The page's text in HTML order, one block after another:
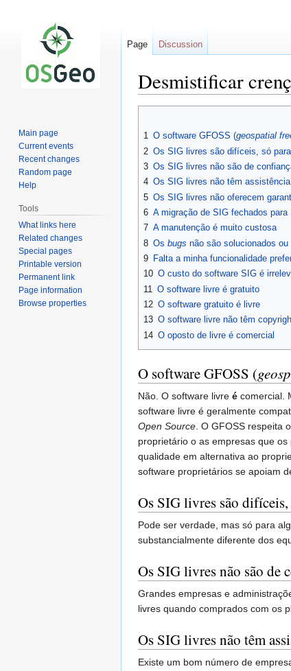
Desmistificar
1 O software GFOSS (geospatial
2 Os SIG livres são difíceis, só
3 Os SIG livres não são de
4 Os SIG livres não têm
5 Os SIG livres não oferecem
6 A migração de SIG fechados
7 A manutenção é muito custosa
8 Os bugs não são solucionados
9 Falta a minha funcionalidade
10 O custo do software SIG é
11 O software livre é gratuito
12 O software gratuito é livre
13 O software livre não têm
14 O oposto de livre é comercial
O software GFOSS (
Não. O software livre é comercial.
software livre é geralmente
Open Source. O GFOSS respeita
proprietário o as empresas que
qualidade em alternativa ao
software proprietários se apoiam
Os SIG livres são
Pode ser verdade, mas só para
substancialmente diferente dos
Os SIG livres não são de
Grandes empresas e
livres quando comprados com os
Os SIG livres não têm
Existe um bom número de
Page Discussion
Main page
Current events
Recent changes
Random page
Help
Tools
What links here
Related changes
Special pages
Printable version
Permanent link
Page information
Browse properties